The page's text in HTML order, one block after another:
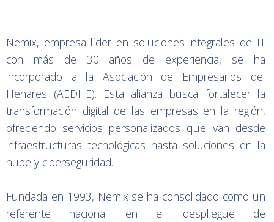
Nemix, empresa líder en soluciones integrales de IT
con más de 30 años de experiencia, se ha
incorporado a la Asociación de Empresarios del
Henares (AEDHE). Esta alianza busca fortalecer la
transformación digital de las empresas en la región,
ofreciendo servicios personalizados que van desde
infraestructuras tecnológicas hasta soluciones en la
nube y ciberseguridad.
Fundada en 1993, Nemix se ha consolidado como un
referente nacional en el despliegue de